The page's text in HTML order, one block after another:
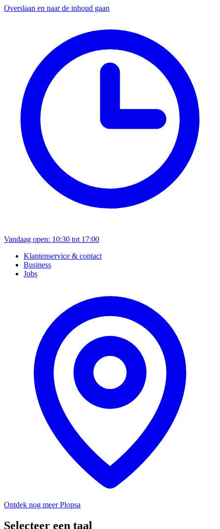
Overslaan en naar de inhoud gaan
Vandaag open: 10:30 tot 17:00
Klantenservice & contact
Business
Jobs
Ontdek nog meer Plopsa
Selecteer een taal